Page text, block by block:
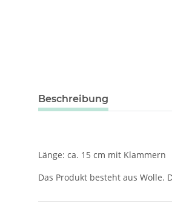
weitere Registerkarten anzeigen
Beschreibung
Länge: ca. 15 cm mit Klammern
Das Produkt besteht aus Wolle.